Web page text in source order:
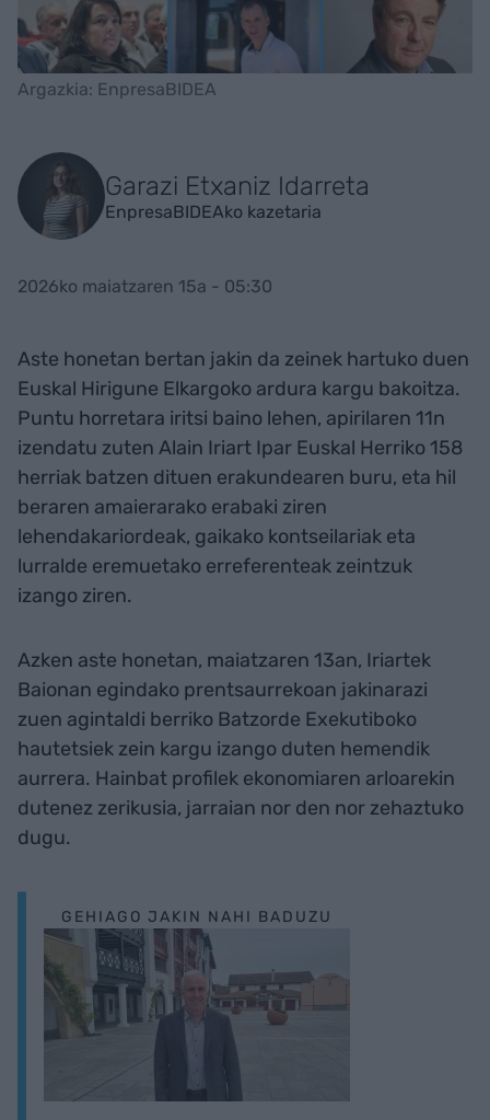
Argazkia: EnpresaBIDEA
Garazi Etxaniz Idarreta
EnpresaBIDEAko kazetaria
2026ko maiatzaren 15a - 05:30
Aste honetan bertan jakin da zeinek hartuko duen
Euskal Hirigune Elkargoko ardura kargu bakoitza.
Puntu horretara iritsi baino lehen, apirilaren 11n
izendatu zuten Alain Iriart Ipar Euskal Herriko 158
herriak batzen dituen erakundearen buru, eta hil
beraren amaierarako erabaki ziren
lehendakariordeak, gaikako kontseilariak eta
lurralde eremuetako erreferenteak zeintzuk
izango ziren.
Azken aste honetan, maiatzaren 13an, Iriartek
Baionan egindako prentsaurrekoan jakinarazi
zuen agintaldi berriko Batzorde Exekutiboko
hautetsiek zein kargu izango duten hemendik
aurrera. Hainbat profilek ekonomiaren arloarekin
dutenez zerikusia, jarraian nor den nor zehaztuko
dugu.
GEHIAGO JAKIN NAHI BADUZU